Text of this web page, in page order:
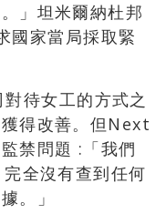
」坦米爾納杜邦
家當局採取緊
待女工的方式之
得改善。但Next
禁問題 :「我們
全沒有查到任何
。」